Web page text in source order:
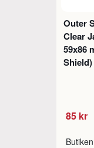
Outer
Clear
59x86
Shield)
85 kr
Butiken